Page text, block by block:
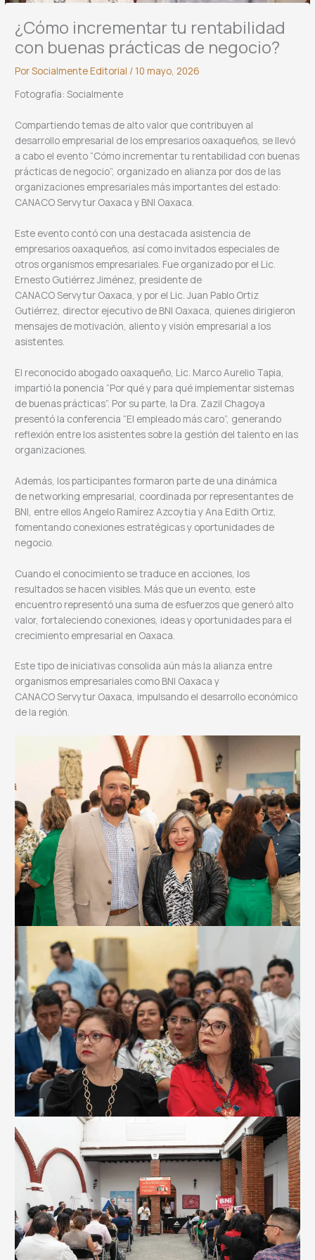
¿Cómo incrementar tu rentabilidad
con buenas prácticas de negocio?
PorSocialmente Editorial / 10 mayo, 2026
Fotografía: Socialmente
Compartiendo temas de alto valor que contribuyen al
desarrollo empresarial de los empresarios oaxaqueños, se llevó
a cabo el evento “Cómo incrementar tu rentabilidad con buenas
prácticas de negocio”, organizado en alianza por dos de las
organizaciones empresariales más importantes del estado:
CANACO Servytur Oaxaca y BNI Oaxaca.
Este evento contó con una destacada asistencia de
empresarios oaxaqueños, así como invitados especiales de
otros organismos empresariales. Fue organizado por el Lic.
Ernesto Gutiérrez Jiménez, presidente de
CANACO Servytur Oaxaca, y por el Lic. Juan Pablo Ortiz
Gutiérrez, director ejecutivo de BNI Oaxaca, quienes dirigieron
mensajes de motivación, aliento y visión empresarial a los
asistentes.
El reconocido abogado oaxaqueño, Lic. Marco Aurelio Tapia,
impartió la ponencia “Por qué y para qué implementar sistemas
de buenas prácticas”. Por su parte, la Dra. Zazil Chagoya
presentó la conferencia “El empleado más caro”, generando
reflexión entre los asistentes sobre la gestión del talento en las
organizaciones.
Además, los participantes formaron parte de una dinámica
de networking empresarial, coordinada por representantes de
BNI, entre ellos Angelo Ramírez Azcoytia y Ana Edith Ortiz,
fomentando conexiones estratégicas y oportunidades de
negocio.
Cuando el conocimiento se traduce en acciones, los
resultados se hacen visibles. Más que un evento, este
encuentro representó una suma de esfuerzos que generó alto
valor, fortaleciendo conexiones, ideas y oportunidades para el
crecimiento empresarial en Oaxaca.
Este tipo de iniciativas consolida aún más la alianza entre
organismos empresariales como BNI Oaxaca y
CANACO Servytur Oaxaca, impulsando el desarrollo económico
de la región.